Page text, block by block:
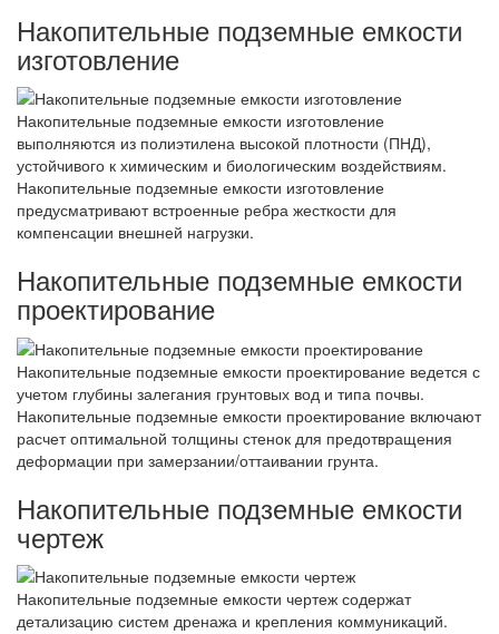
Накопительные подземные емкости
изготовление
Накопительные подземные емкости изготовление
выполняются из полиэтилена высокой плотности (ПНД),
устойчивого к химическим и биологическим воздействиям.
Накопительные подземные емкости изготовление
предусматривают встроенные ребра жесткости для
компенсации внешней нагрузки.
Накопительные подземные емкости
проектирование
Накопительные подземные емкости проектирование ведется с
учетом глубины залегания грунтовых вод и типа почвы.
Накопительные подземные емкости проектирование включают
расчет оптимальной толщины стенок для предотвращения
деформации при замерзании/оттаивании грунта.
Накопительные подземные емкости
чертеж
Накопительные подземные емкости чертеж содержат
детализацию систем дренажа и крепления коммуникаций.